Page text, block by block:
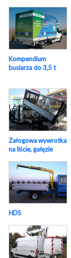
Kompendium
busiarza do 3,5 t
Załogowa wywrotka
na liście, gałęzie
HDS